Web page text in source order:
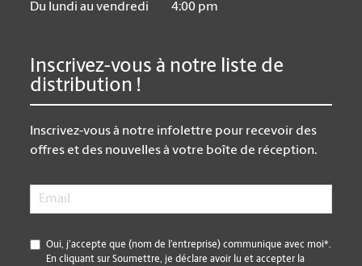
Du lundi au vendredi
4:00 pm
Inscrivez-vous à notre liste de
distribution !
Inscrivez-vous à notre infolettre pour recevoir des
offres et des nouvelles à votre boîte de réception.
Email
*
Oui, j’accepte que (nom de l’entreprise) communique avec moi*.
En cliquant sur Soumettre, je déclare avoir lu et accepter la